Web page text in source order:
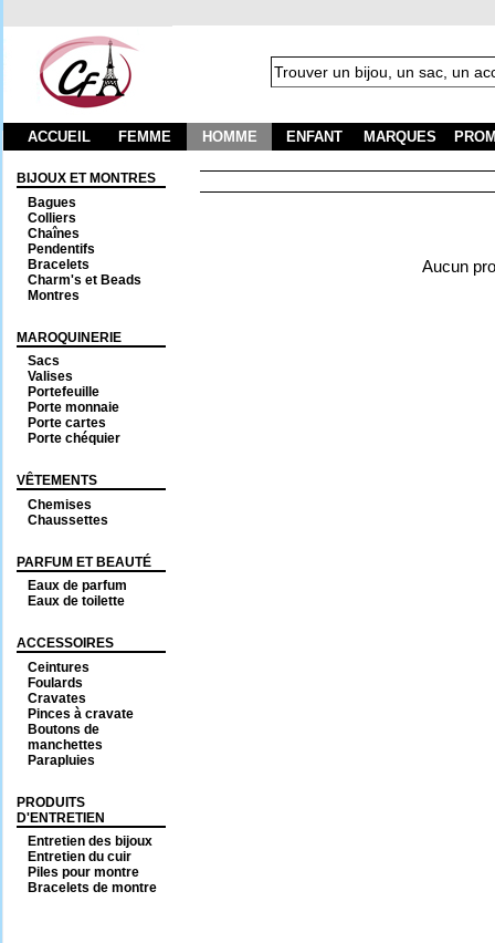
ACCUEIL FEMME HOMME ENFANT MARQUES
BIJOUX ET MONTRES
Bagues
Colliers
Chaînes
Pendentifs
Bracelets
Charm's et Beads
Montres
MAROQUINERIE
Sacs
Valises
Portefeuille
Porte monnaie
Porte cartes
Porte chéquier
VÊTEMENTS
Chemises
Chaussettes
PARFUM ET BEAUTÉ
Eaux de parfum
Eaux de toilette
ACCESSOIRES
Ceintures
Foulards
Cravates
Pinces à cravate
Boutons de
manchettes
Parapluies
PRODUITS
D'ENTRETIEN
Entretien des bijoux
Entretien du cuir
Piles pour montre
Bracelets de montre
Aucun